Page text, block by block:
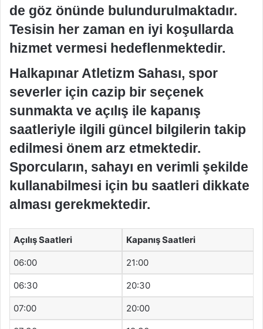
de göz önünde bulundurulmaktadır.
Tesisin her zaman en iyi koşullarda
hizmet vermesi hedeflenmektedir.
Halkapınar Atletizm Sahası, spor
severler için cazip bir seçenek
sunmakta ve açılış ile kapanış
saatleriyle ilgili güncel bilgilerin takip
edilmesi önem arz etmektedir.
Sporcuların, sahayı en verimli şekilde
kullanabilmesi için bu saatleri dikkate
alması gerekmektedir.
Açılış Saatleri Kapanış Saatleri
06:00 21:00
06:30 20:30
07:00 20:00